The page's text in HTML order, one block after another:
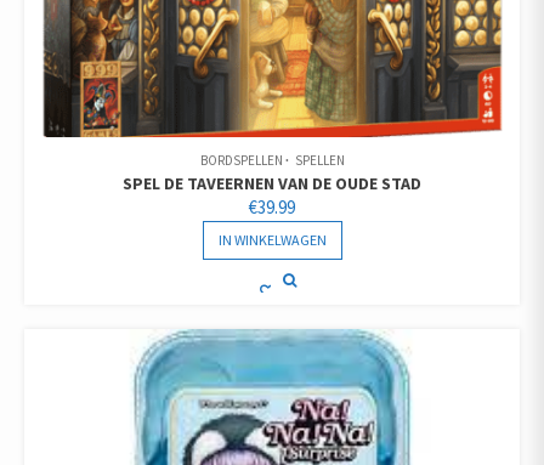
BORDSPELLEN SPELLEN
SPEL DE TAVEERNEN VAN DE OUDE STAD
€39.99
IN WINKELWAGEN